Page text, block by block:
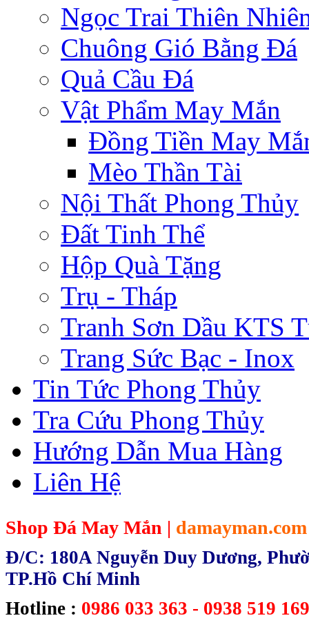
Ngọc Trai Thiên
Chuông Gió Bằng Đá
Quả Cầu Đá
Vật Phẩm May Mắn
Đồng Tiền May
Mèo Thần Tài
Nội Thất Phong Thủy
Đất Tinh Thể
Hộp Quà Tặng
Trụ - Tháp
Tranh Sơn Dầu KTS
Trang Sức Bạc - Inox
Tin Tức Phong Thủy
Tra Cứu Phong Thủy
Hướng Dẫn Mua Hàng
Liên Hệ
Shop Đá May Mắn | damayman.com
Đ/C: 180A Nguyễn Duy Dương,
TP.Hồ Chí Minh
Hotline : 0986 033 363 - 0938 519